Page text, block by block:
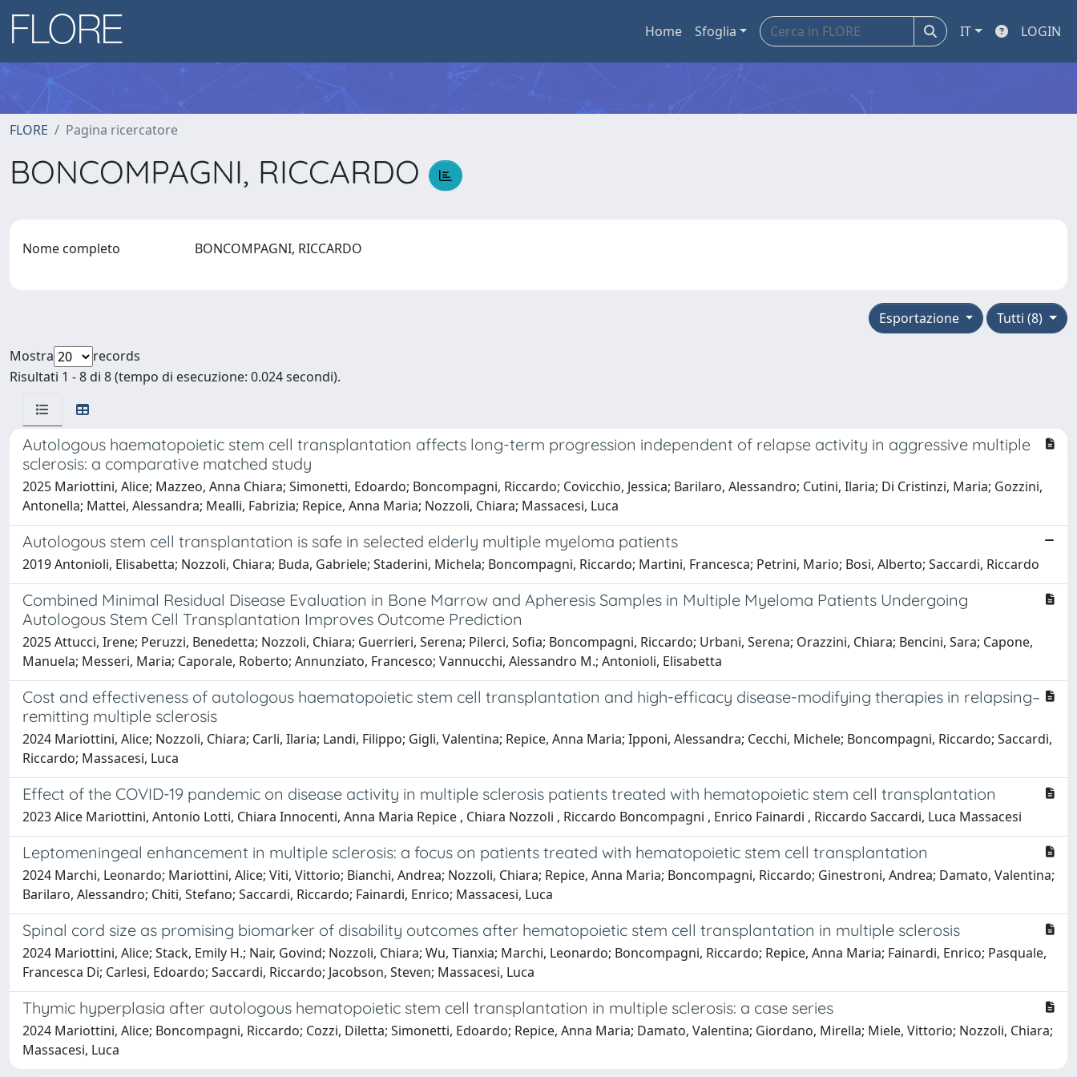
Home Sfoglia IT LOGIN
FLORE Pagina ricercatore
BONCOMPAGNI, RICCARDO
Nome completo BONCOMPAGNI, RICCARDO
Tutti (8)
Esportazione
Mostra
records
Risultati 1 - 8 di 8 (tempo di esecuzione: 0.024 secondi).
Autologous haematopoietic stem cell transplantation affects long-term progression independent of relapse activity in aggressive multiple
sclerosis: a comparative matched study
2025 Mariottini, Alice; Mazzeo, Anna Chiara; Simonetti, Edoardo; Boncompagni, Riccardo; Covicchio, Jessica; Barilaro, Alessandro; Cutini, Ilaria; Di Cristinzi, Maria; Gozzini,
Antonella; Mattei, Alessandra; Mealli, Fabrizia; Repice, Anna Maria; Nozzoli, Chiara; Massacesi, Luca
Autologous stem cell transplantation is safe in selected elderly multiple myeloma patients
2019 Antonioli, Elisabetta; Nozzoli, Chiara; Buda, Gabriele; Staderini, Michela; Boncompagni, Riccardo; Martini, Francesca; Petrini, Mario; Bosi, Alberto; Saccardi, Riccardo
Combined Minimal Residual Disease Evaluation in Bone Marrow and Apheresis Samples in Multiple Myeloma Patients Undergoing
Autologous Stem Cell Transplantation Improves Outcome Prediction
2025 Attucci, Irene; Peruzzi, Benedetta; Nozzoli, Chiara; Guerrieri, Serena; Pilerci, Sofia; Boncompagni, Riccardo; Urbani, Serena; Orazzini, Chiara; Bencini, Sara; Capone,
Manuela; Messeri, Maria; Caporale, Roberto; Annunziato, Francesco; Vannucchi, Alessandro M.; Antonioli, Elisabetta
Cost and effectiveness of autologous haematopoietic stem cell transplantation and high-efficacy disease-modifying therapies in relapsing–
remitting multiple sclerosis
2024 Mariottini, Alice; Nozzoli, Chiara; Carli, Ilaria; Landi, Filippo; Gigli, Valentina; Repice, Anna Maria; Ipponi, Alessandra; Cecchi, Michele; Boncompagni, Riccardo; Saccardi,
Riccardo; Massacesi, Luca
Effect of the COVID-19 pandemic on disease activity in multiple sclerosis patients treated with hematopoietic stem cell transplantation
2023 Alice Mariottini, Antonio Lotti, Chiara Innocenti, Anna Maria Repice , Chiara Nozzoli , Riccardo Boncompagni , Enrico Fainardi , Riccardo Saccardi, Luca Massacesi
Leptomeningeal enhancement in multiple sclerosis: a focus on patients treated with hematopoietic stem cell transplantation
2024 Marchi, Leonardo; Mariottini, Alice; Viti, Vittorio; Bianchi, Andrea; Nozzoli, Chiara; Repice, Anna Maria; Boncompagni, Riccardo; Ginestroni, Andrea; Damato, Valentina;
Barilaro, Alessandro; Chiti, Stefano; Saccardi, Riccardo; Fainardi, Enrico; Massacesi, Luca
Spinal cord size as promising biomarker of disability outcomes after hematopoietic stem cell transplantation in multiple sclerosis
2024 Mariottini, Alice; Stack, Emily H.; Nair, Govind; Nozzoli, Chiara; Wu, Tianxia; Marchi, Leonardo; Boncompagni, Riccardo; Repice, Anna Maria; Fainardi, Enrico; Pasquale,
Francesca Di; Carlesi, Edoardo; Saccardi, Riccardo; Jacobson, Steven; Massacesi, Luca
Thymic hyperplasia after autologous hematopoietic stem cell transplantation in multiple sclerosis: a case series
2024 Mariottini, Alice; Boncompagni, Riccardo; Cozzi, Diletta; Simonetti, Edoardo; Repice, Anna Maria; Damato, Valentina; Giordano, Mirella; Miele, Vittorio; Nozzoli, Chiara;
Massacesi, Luca